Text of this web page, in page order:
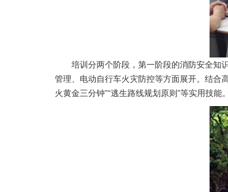
培训分两个阶段，第一阶段的消防安全知
管理、电动自行车火灾防控等方面展开。结合
火黄金三分钟”“逃生路线规划原则”等实用技能。